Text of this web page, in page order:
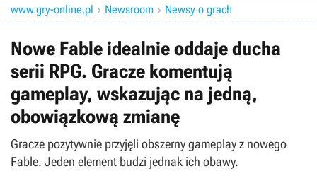
www.gry-online.pl  Newsroom  Newsy o grach
Nowe Fable idealnie oddaje ducha
serii RPG. Gracze komentują
gameplay, wskazując na jedną,
obowiązkową zmianę
Gracze pozytywnie przyjęli obszerny gameplay z nowego
Fable. Jeden element budzi jednak ich obawy.